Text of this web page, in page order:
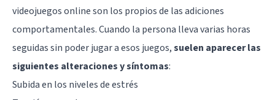
videojuegos online son los propios de las adiciones
comportamentales. Cuando la persona lleva varias horas
seguidas sin poder jugar a esos juegos,suelen aparecer las
siguientes alteraciones y síntomas:
Subida en los niveles de estrés